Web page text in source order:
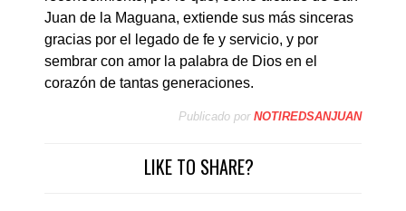
Juan de la Maguana, extiende sus más sinceras
gracias por el legado de fe y servicio, y por
sembrar con amor la palabra de Dios en el
corazón de tantas generaciones.
Publicado por NOTIREDSANJUAN
LIKE TO SHARE?